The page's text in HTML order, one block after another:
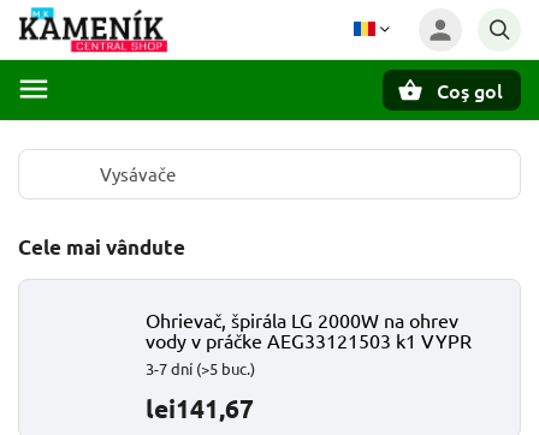
Coş gol
Vysávače
Cele mai vândute
Ohrievač, špirála LG 2000W na ohrev
vody v práčke AEG33121503 k1 VYPR
3-7 dní (>5 buc.)
lei141,67